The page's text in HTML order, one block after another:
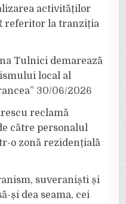
activităților
referitor la tranziția
Tulnici demarează
local al
30/06/2026
reclamă
către personalul
o zonă rezidențială
suveraniști și
și dea seama, cei